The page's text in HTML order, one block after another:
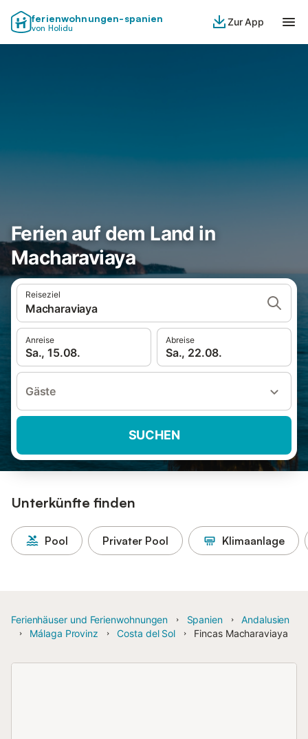
ferienwohnungen-spanien
von Holidu
Zur App
Ferien auf dem Land in
Macharaviaya
Reiseziel
Macharaviaya
Anreise
Sa., 15.08.
Abreise
Sa., 22.08.
Gäste
SUCHEN
Unterkünfte finden
Pool Privater Pool Klimaanlage
Ferienhäuser und Ferienwohnungen Spanien
Andalusien
Málaga Provinz
Costa del Sol Fincas Macharaviaya